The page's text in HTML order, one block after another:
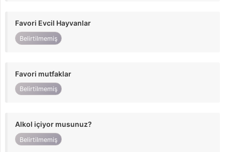
Favori Evcil Hayvanlar
Belirtilmemiş
Favori mutfaklar
Belirtilmemiş
Alkol içiyor musunuz?
Belirtilmemiş